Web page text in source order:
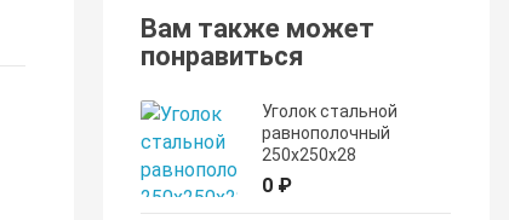
Вам также может
понравиться
Уголок стальной
равнополочный
250х250х28
0 ₽